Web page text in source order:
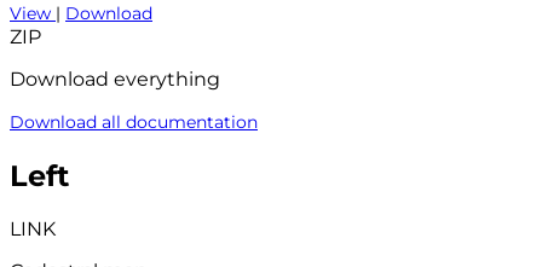
View | Download
ZIP
Download everything
Download all documentation
Left
LINK